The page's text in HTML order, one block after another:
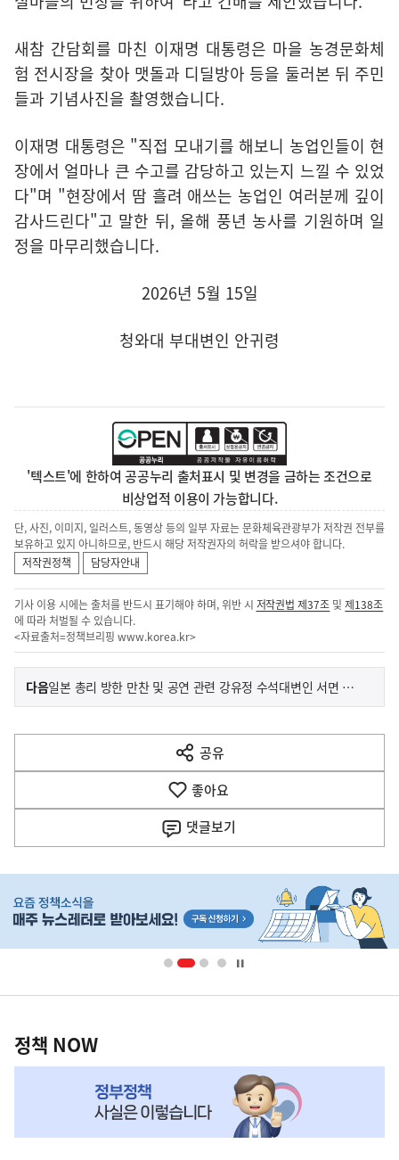
새참 간담회를 마친 이재명 대통령은 마을 농경문화체
험 전시장을 찾아 맷돌과 디딜방아 등을 둘러본 뒤 주민
들과 기념사진을 촬영했습니다.
이재명 대통령은 "직접 모내기를 해보니 농업인들이 현
장에서 얼마나 큰 수고를 감당하고 있는지 느낄 수 있었
다"며 "현장에서 땀 흘려 애쓰는 농업인 여러분께 깊이
감사드린다"고 말한 뒤, 올해 풍년 농사를 기원하며 일
정을 마무리했습니다.
2026년 5월 15일
청와대 부대변인 안귀령
'텍스트'에 한하여 공공누리 출처표시 및 변경을 금하는 조건으로
비상업적 이용이 가능합니다.
단, 사진, 이미지, 일러스트, 동영상 등의 일부 자료는 문화체육관광부가 저작권 전부를
보유하고 있지 아니하므로, 반드시 해당 저작권자의 허락을 받으셔야 합니다.
저작권정책
담당자안내
기사 이용 시에는 출처를 반드시 표기해야 하며, 위반 시 저작권법 제37조 및제138조
에 따라 처벌될 수 있습니다.
<자료출처=정책브리핑 www.korea.kr>
이
전
다
음
다음기
사
일본 총리 방한 만찬 및 공연 관련 강유정 수석대변인 서면 브리핑
공유
열
기
좋아요
댓글보기
단
영
책
NOW,
정책 NOW